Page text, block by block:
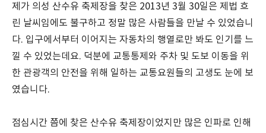
제가 의성 산수유 축제장을 찾은 2013년 3월 30일은 제법 흐
린 날씨임에도 불구하고 정말 많은 사람들을 만날 수 있었습니
다. 입구에서부터 이어지는 자동차의 행열로만 봐도 인기를 느
낄 수 있었는데요. 덕분에 교통통제와 주차 및 도보 이동을 위
한 관광객의 안전을 위해 일하는 교통요원들의 고생도 눈에 보
였습니다.
점심시간 쯤에 찾은 산수유 축제장이었지만 많은 인파로 인해